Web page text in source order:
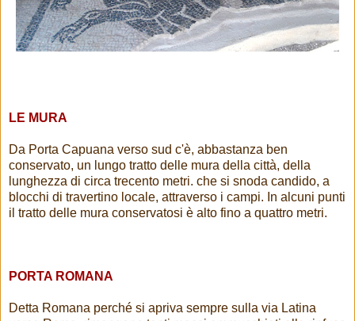
LE MURA
Da Porta Capuana verso sud c'è, abbastanza ben
conservato, un lungo tratto delle mura della città, della
lunghezza di circa trecento metri. che si snoda candido, a
blocchi di travertino locale, attraverso i campi. In alcuni punti
il tratto delle mura conservatosi è alto fino a quattro metri.
PORTA ROMANA
Detta Romana perché si apriva sempre sulla via Latina